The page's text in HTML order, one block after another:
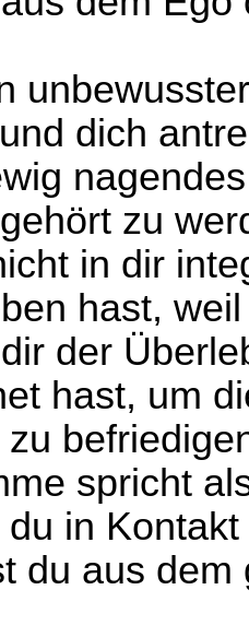
dich
zu
in dir
hast,
der
hast, um
spricht
in
du aus